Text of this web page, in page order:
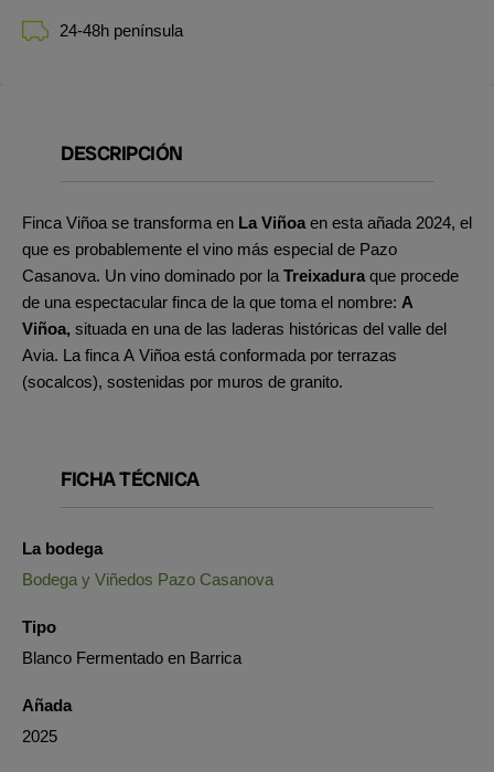
24-48h península
DESCRIPCIÓN
Finca Viñoa se transforma en La Viñoa en esta añada 2024, el
que es probablemente el vino más especial de Pazo
Casanova. Un vino dominado por la Treixadura que procede
de una espectacular finca de la que toma el nombre: A
Viñoa, situada en una de las laderas históricas del valle del
Avia. La finca A Viñoa está conformada por terrazas
(socalcos), sostenidas por muros de granito.
FICHA TÉCNICA
La bodega
Bodega y Viñedos Pazo Casanova
Tipo
Blanco Fermentado en Barrica
Añada
2025